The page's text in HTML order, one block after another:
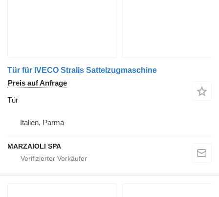
Tür für IVECO Stralis Sattelzugmaschine
Preis auf Anfrage
Tür
Italien, Parma
MARZAIOLI SPA